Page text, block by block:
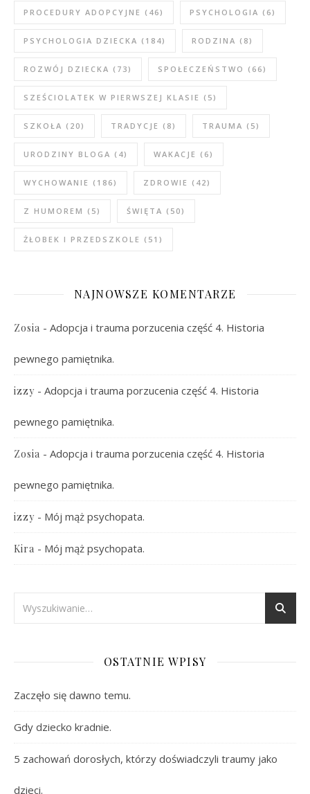
PROCEDURY ADOPCYJNE (46) PSYCHOLOGIA (6)
PSYCHOLOGIA DZIECKA (184) RODZINA (8)
ROZWÓJ DZIECKA (73) SPOŁECZEŃSTWO (66)
SZEŚCIOLATEK W PIERWSZEJ KLASIE (5)
SZKOŁA (20) TRADYCJE (8) TRAUMA (5)
URODZINY BLOGA (4) WAKACJE (6)
WYCHOWANIE (186) ZDROWIE (42)
Z HUMOREM (5) ŚWIĘTA (50)
ŻŁOBEK I PRZEDSZKOLE (51)
NAJNOWSZE KOMENTARZE
Zosia - Adopcja i trauma porzucenia część 4. Historia
pewnego pamiętnika.
izzy - Adopcja i trauma porzucenia część 4. Historia
pewnego pamiętnika.
Zosia - Adopcja i trauma porzucenia część 4. Historia
pewnego pamiętnika.
izzy - Mój mąż psychopata.
Kira - Mój mąż psychopata.
OSTATNIE WPISY
Zaczęło się dawno temu.
Gdy dziecko kradnie.
5 zachowań dorosłych, którzy doświadczyli traumy jako
dzieci.